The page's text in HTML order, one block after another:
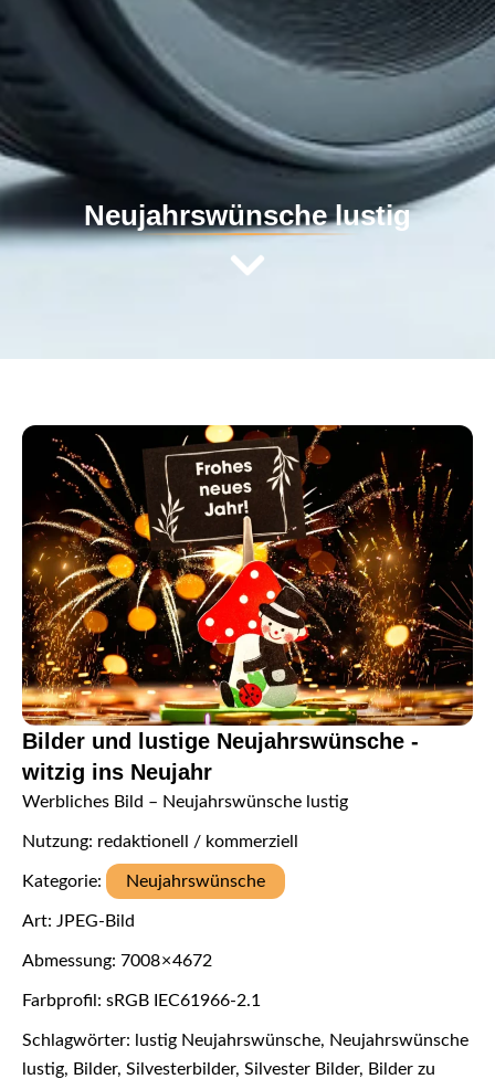
Neujahrswünsche lustig
Bilder und lustige Neujahrswünsche -
witzig ins Neujahr
Werbliches Bild – Neujahrswünsche lustig
Nutzung: redaktionell / kommerziell
Kategorie: Neujahrswünsche
Art: JPEG-Bild
Abmessung: 7008 × 4672
Farbprofil: sRGB IEC61966-2.1
Schlagwörter: lustig Neujahrswünsche, Neujahrswünsche
lustig, Bilder, Silvesterbilder, Silvester Bilder, Bilder zu